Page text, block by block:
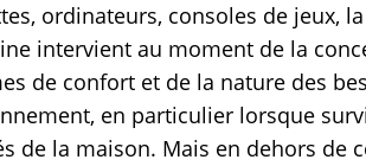
ordinateurs, consoles de jeux,
intervient au moment de la
de confort et de la nature des
en particulier lorsque
de la maison. Mais en dehors de